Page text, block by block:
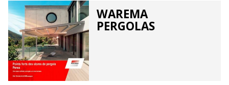
WAREMA
PERGOLAS